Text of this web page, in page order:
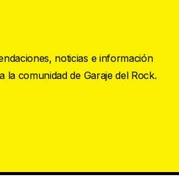
noticias e información
comunidad de Garaje del Rock.